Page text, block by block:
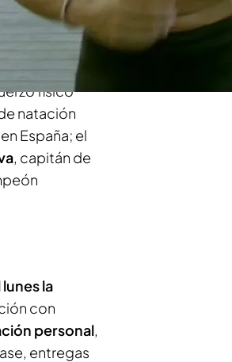
, 'Be the
entrega de
de
físico
natación
España; el
, capitán de
la
con
personal,
entregas